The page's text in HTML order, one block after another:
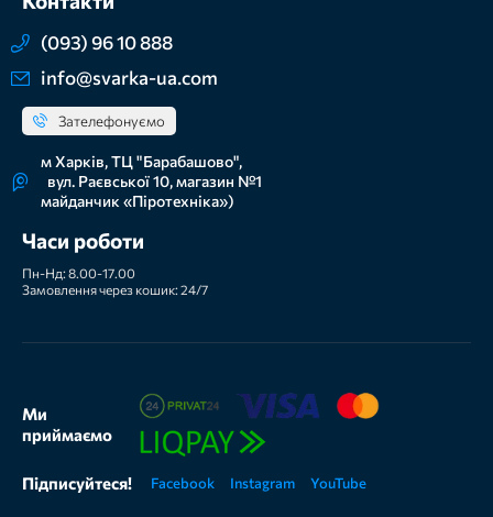
(093) 96 10 888
info@svarka-ua.com
Зателефонуємо
м Харків, ТЦ "Барабашово",
вул. Раєвської 10, магазин №1
майданчик «Піротехніка»)
Часи роботи
Пн-Нд: 8.00-17.00
Замовлення через кошик: 24/7
Ми
приймаємо
Підписуйтеся! Facebook Instagram YouTube